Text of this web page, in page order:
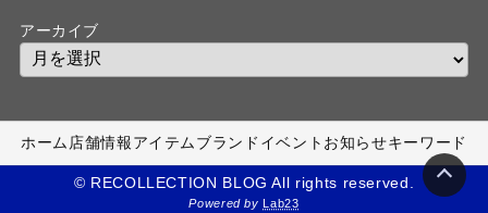
アーカイブ
ホーム 店舗情報アイテムブランド イベント お知らせキーワード
© RECOLLECTION BLOG All rights reserved.
Powered byLab23